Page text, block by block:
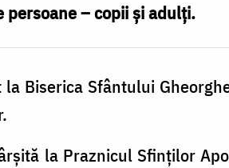
– copii şi adulți.
Biserica Sfântului
la Praznicul Sfinților